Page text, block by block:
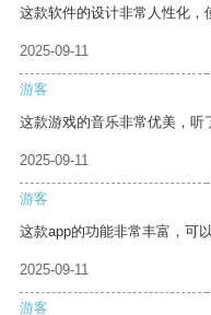
这款软件的设计非常人性化，
2025-09-11
游客
这款游戏的音乐非常优美，听
2025-09-11
游客
这款app的功能非常丰富，可
2025-09-11
游客